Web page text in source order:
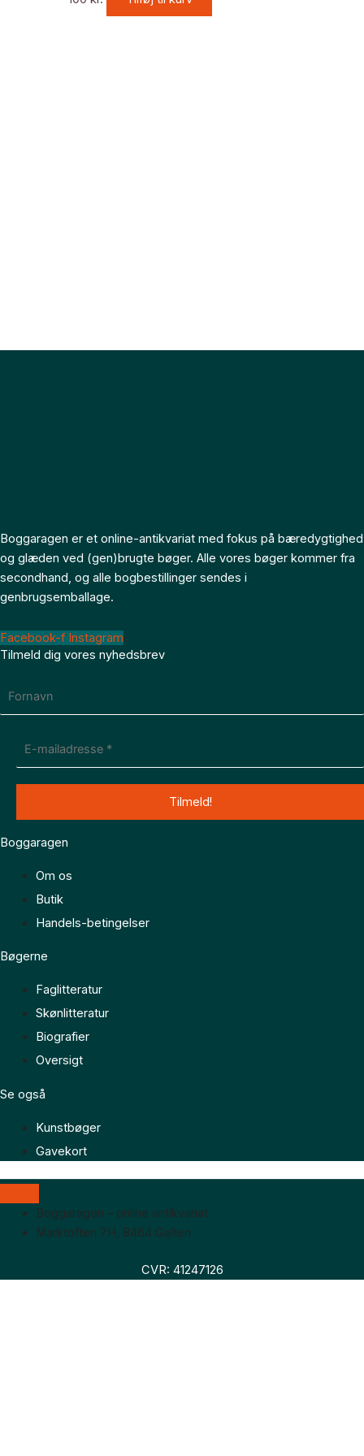
Boggaragen er et online-antikvariat med fokus på bæredygtighed
og glæden ved (gen)brugte bøger. Alle vores bøger kommer fra
secondhand, og alle bogbestillinger sendes i
genbrugsemballage.
Facebook-f Instagram
Tilmeld dig vores nyhedsbrev
Boggaragen
Om os
Butik
Handels-betingelser
Bøgerne
Faglitteratur
Skønlitteratur
Biografier
Oversigt
Se også
Kunstbøger
Gavekort
Boggaragen – online antikvariat
Marktoften 7H, 8464 Galten
CVR: 41247126